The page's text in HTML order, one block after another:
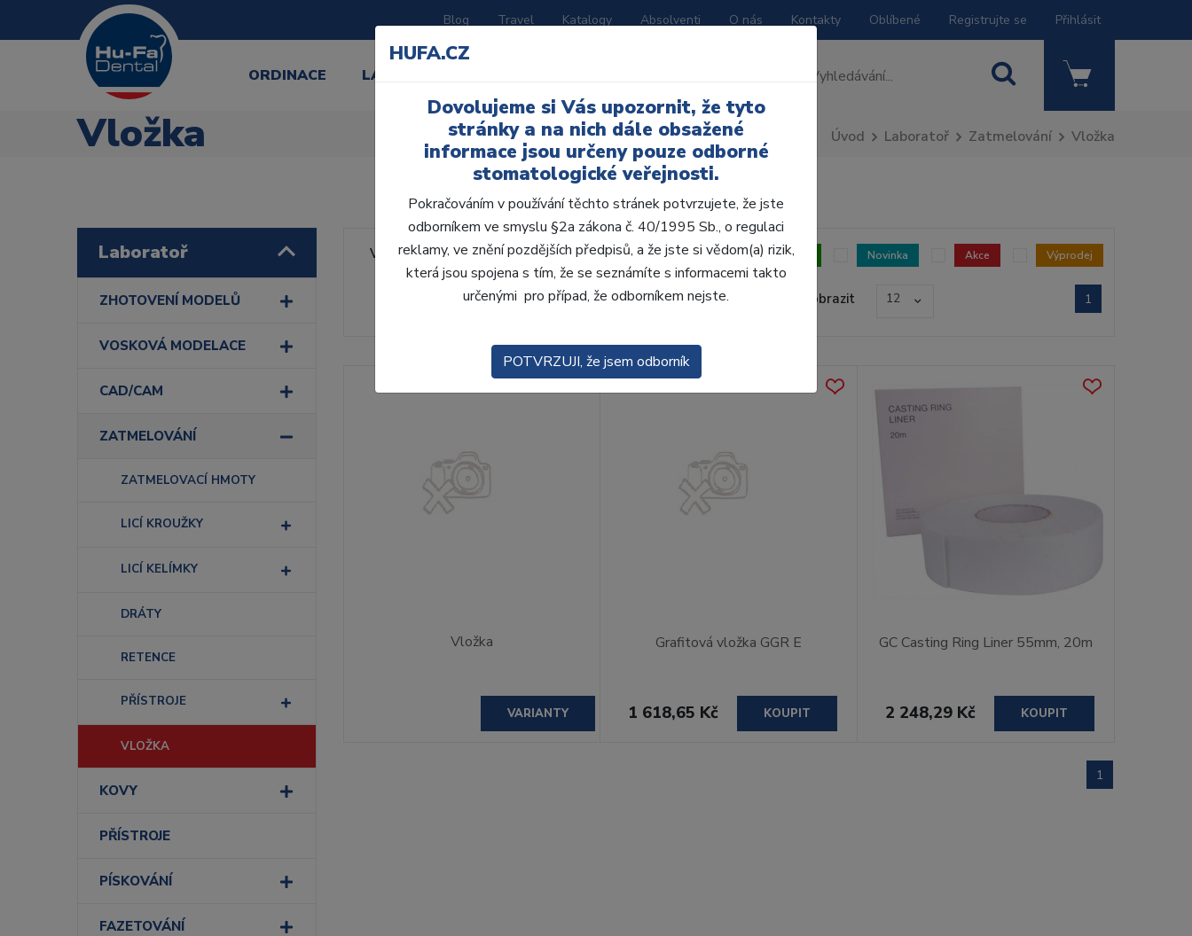
Blog Travel Katalogy Absolventi O nás Kontakty Oblíbené Registrujte se Přihlásit
ORDINACE LABORATOŘ
Vložka Úvod Laboratoř Zatmelování Vložka
Laboratoř
ZHOTOVENÍ MODELŮ
VOSKOVÁ MODELACE
CAD/CAM
ZATMELOVÁNÍ
ZATMELOVACÍ HMOTY
LICÍ KROUŽKY
LICÍ KELÍMKY
DRÁTY
RETENCE
PŘÍSTROJE
VLOŽKA
KOVY
PŘÍSTROJE
PÍSKOVÁNÍ
FAZETOVÁNÍ
Výrobce: Skladem Novinka Akce Výprodej
Výchozí Zobrazit 12 1
Vložka
VARIANTY
Grafitová vložka GGR E
1 618,65 Kč KOUPIT
GC Casting Ring Liner 55mm, 20m
2 248,29 Kč KOUPIT
1
HUFA.CZ
Dovolujeme si Vás upozornit, že tyto
stránky a na nich dále obsažené
informace jsou určeny pouze odborné
stomatologické veřejnosti.
Pokračováním v používání těchto stránek potvrzujete, že jste
odborníkem ve smyslu §2a zákona č. 40/1995 Sb., o regulaci
reklamy, ve znění pozdějších předpisů, a že jste si vědom(a) rizik,
která jsou spojena s tím, že se seznámíte s informacemi takto
určenými pro případ, že odborníkem nejste.
POTVRZUJI, že jsem odborník